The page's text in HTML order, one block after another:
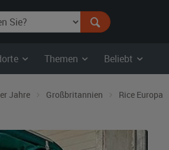
Themen Beliebt
Jahre Großbritannien Rice Europa